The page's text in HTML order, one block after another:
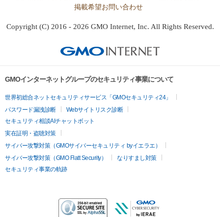
掲載希望お問い合わせ
Copyright (C) 2016 - 2026 GMO Internet, Inc. All Rights Reserved.
GMOインターネットグループのセキュリティ事業について
世界初総合ネットセキュリティサービス「GMOセキュリティ24」
パスワード漏洩診断
Webサイトリスク診断
セキュリティ相談AIチャットボット
実在証明・盗聴対策
サイバー攻撃対策（GMOサイバーセキュリティ byイエラエ）
サイバー攻撃対策（GMO Flatt Security）
なりすまし対策
セキュリティ事業の軌跡